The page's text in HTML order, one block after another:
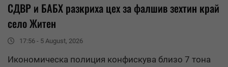
СДВР и БАБХ разкриха цех за фалшив зехтин край
село Житен
17:56 - 5 August, 2026
Икономическа полиция конфискува близо 7 тона